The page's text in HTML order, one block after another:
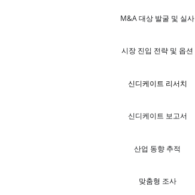
M&A 대상 발굴 및 실사
시장 진입 전략 및 옵션
신디케이트 리서치
신디케이트 보고서
산업 동향 추적
맞춤형 조사